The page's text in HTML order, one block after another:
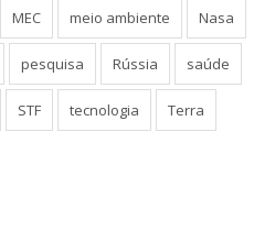
MEC meio ambiente Nasa
pesquisa Rússia saúde
STF tecnologia Terra